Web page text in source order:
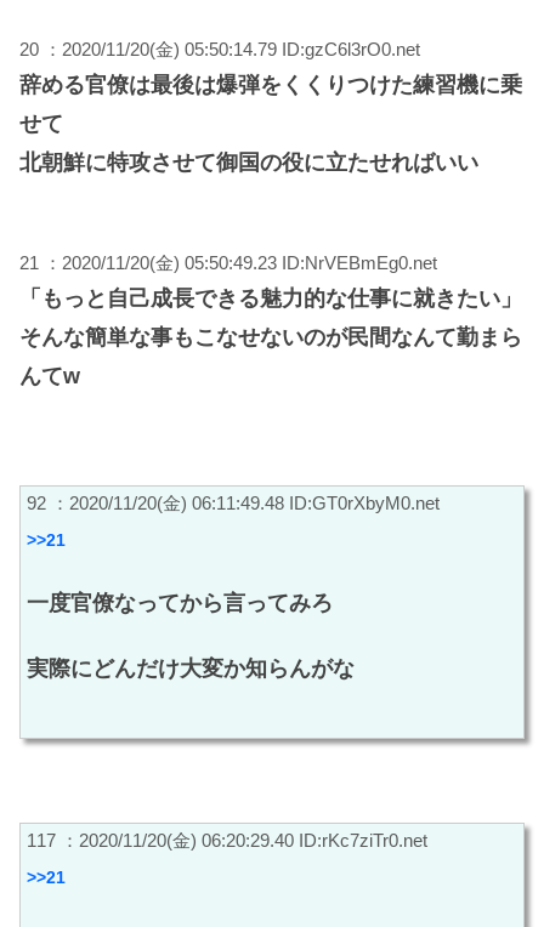
20 ：2020/11/20(金) 05:50:14.79 ID:gzC6l3rO0.net
辞める官僚は最後は爆弾をくくりつけた練習機に乗
せて
北朝鮮に特攻させて御国の役に立たせればいい
21 ：2020/11/20(金) 05:50:49.23 ID:NrVEBmEg0.net
「もっと自己成長できる魅力的な仕事に就きたい」
そんな簡単な事もこなせないのが民間なんて勤まら
んてw
92 ：2020/11/20(金) 06:11:49.48 ID:GT0rXbyM0.net
>>21
一度官僚なってから言ってみろ
実際にどんだけ大変か知らんがな
117 ：2020/11/20(金) 06:20:29.40 ID:rKc7ziTr0.net
>>21